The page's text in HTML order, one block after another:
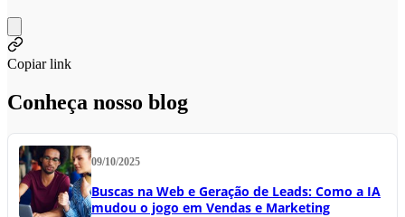
Copiar link
Conheça nosso blog
09/10/2025
Buscas na Web e Geração de Leads: Como a IA
mudou o jogo em Vendas e Marketing